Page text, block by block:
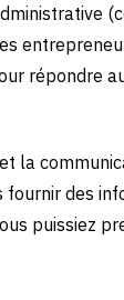
répondre
la
fournir des
puissiez